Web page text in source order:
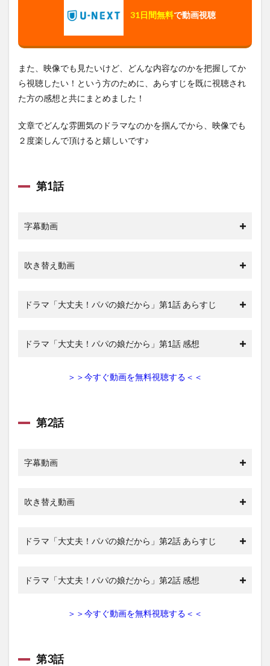
31日間無料で動画視聴
また、映像でも見たいけど、どんな内容なのかを把握してか
ら視聴したい！という方のために、あらすじを既に視聴され
た方の感想と共にまとめました！
文章でどんな雰囲気のドラマなのかを掴んでから、映像でも
２度楽しんで頂けると嬉しいです♪
第1話
字幕動画
吹き替え動画
ドラマ「大丈夫！パパの娘だから」第1話 あらすじ
ドラマ「大丈夫！パパの娘だから」第1話 感想
＞＞今すぐ動画を無料視聴する＜＜
第2話
字幕動画
吹き替え動画
ドラマ「大丈夫！パパの娘だから」第2話 あらすじ
ドラマ「大丈夫！パパの娘だから」第2話 感想
＞＞今すぐ動画を無料視聴する＜＜
第3話